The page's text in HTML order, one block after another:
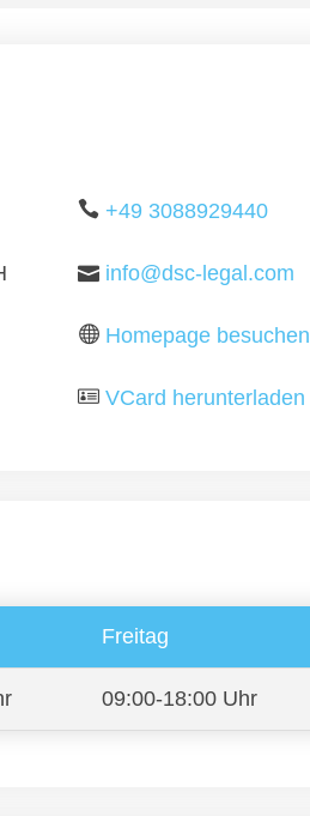
+49 3088929440
info@dsc-legal.com
Homepage besuchen
VCard herunterladen
Freitag
09:00-18:00 Uhr